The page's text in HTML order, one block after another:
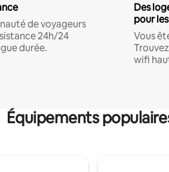
de voyageurs
24h/24
durée.
Des
pour
Vous
wifi
Équipements